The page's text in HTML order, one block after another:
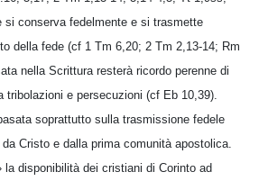
si conserva fedelmente e si trasmette
della fede (cf 1 Tm 6,20; 2 Tm 2,13-14; Rm
nella Scrittura resterà ricordo perenne di
tribolazioni e persecuzioni (cf Eb 10,39).
soprattutto sulla trasmissione fedele
Cristo e dalla prima comunità apostolica.
la disponibilità dei cristiani di Corinto ad